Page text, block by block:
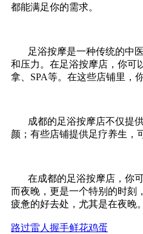
都能满足你的需求。
足浴按摩是一种传统的中医
和压力。在足浴按摩店，你可
拿、SPA等。在这些店铺里，
成都的足浴按摩店不仅提供
颜；有些店铺提供足疗养生，
在成都的足浴按摩店，你可
而夜晚，更是一个特别的时刻
疲惫的好去处，尤其是在夜晚。
路过雷人 握手鲜花鸡蛋